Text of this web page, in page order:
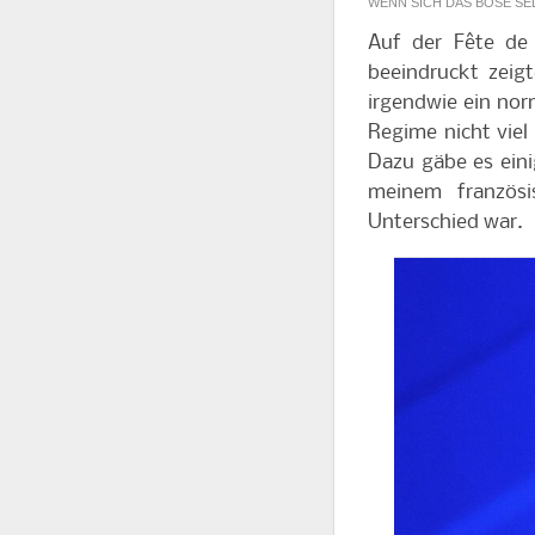
Auf der Fête
beeindruckt
irgendwie ein
Regime nicht
Dazu gäbe es
meinem
Unterschied war.